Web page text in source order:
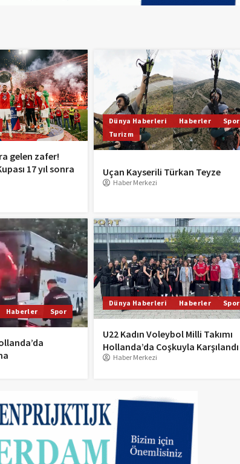
gelen zafer!
17 yıl sonra
Dünya Haberleri Haberler
Spor
Turizm
Uçan Kayserili Türkan Teyze
Haber Merkezi
Haberler Spor
Dünya Haberleri Haberler Spor
U22 Kadın Voleybol Milli Takımı
Hollanda’da Coşkuyla Karşılandı
Haber Merkezi